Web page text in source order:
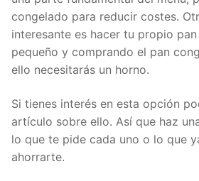
congelado para reducir costes.
interesante es hacer tu propio
pequeño y comprando el pan
ello necesitarás un horno.
Si tienes interés en esta opción
artículo sobre ello. Así que haz
lo que te pide cada uno o lo que
ahorrarte.